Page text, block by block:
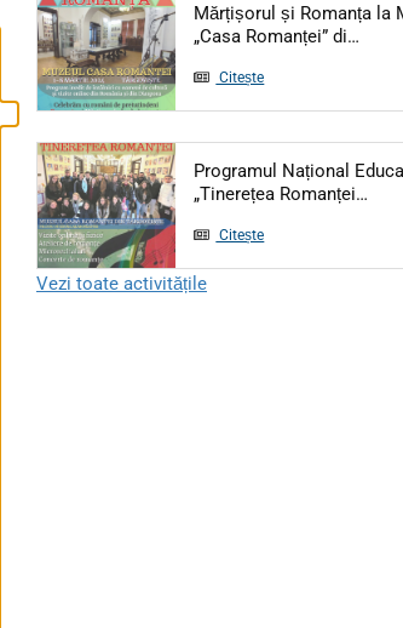
Mărțișorul și Romanța la
„Casa Romanței” di…
Citește
Programul Național
„Tinerețea Romanței…
Citește
Vezi toate activitățile